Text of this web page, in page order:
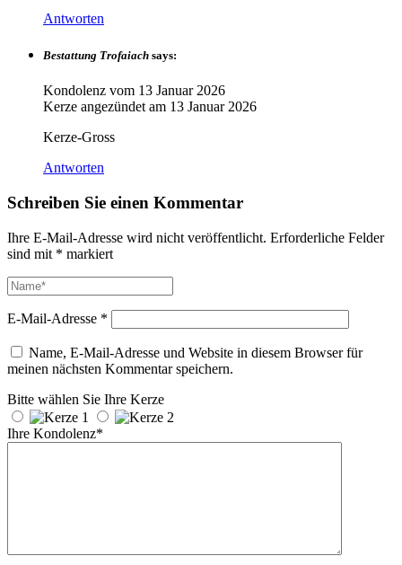
Antworten
Bestattung Trofaiach says:
Kondolenz vom 13 Januar 2026
Kerze angezündet am 13 Januar 2026
Kerze-Gross
Antworten
Schreiben Sie einen Kommentar
Ihre E-Mail-Adresse wird nicht veröffentlicht. Erforderliche Felder
sind mit * markiert
E-Mail-Adresse *
Name, E-Mail-Adresse und Website in diesem Browser für
meinen nächsten Kommentar speichern.
Bitte wählen Sie Ihre Kerze
Ihre Kondolenz*